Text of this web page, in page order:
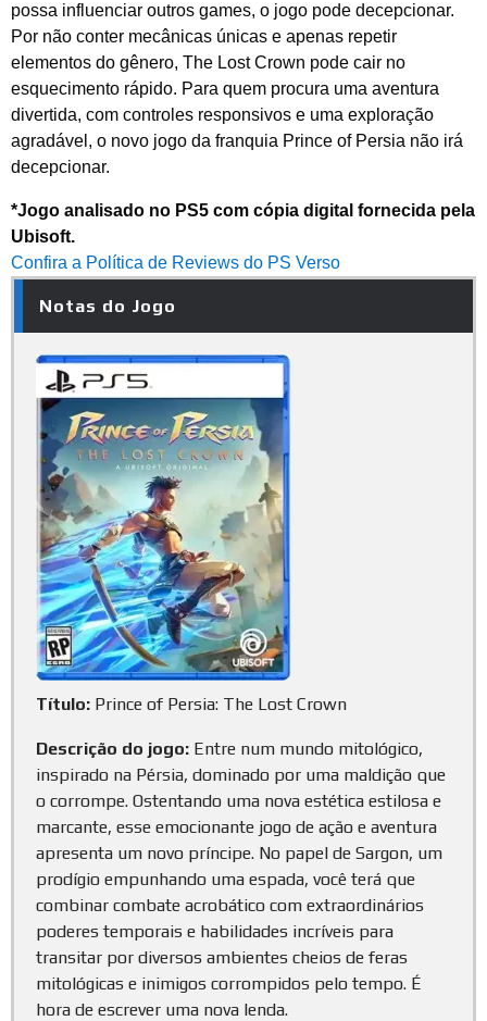
possa influenciar outros games, o jogo pode decepcionar.
Por não conter mecânicas únicas e apenas repetir
elementos do gênero, The Lost Crown pode cair no
esquecimento rápido. Para quem procura uma aventura
divertida, com controles responsivos e uma exploração
agradável, o novo jogo da franquia Prince of Persia não irá
decepcionar.
*Jogo analisado no PS5 com cópia digital fornecida pela
Ubisoft.
Confira a Política de Reviews do PS Verso
Notas do Jogo
Título: Prince of Persia: The Lost Crown
Descrição do jogo: Entre num mundo mitológico,
inspirado na Pérsia, dominado por uma maldição que
o corrompe. Ostentando uma nova estética estilosa e
marcante, esse emocionante jogo de ação e aventura
apresenta um novo príncipe. No papel de Sargon, um
prodígio empunhando uma espada, você terá que
combinar combate acrobático com extraordinários
poderes temporais e habilidades incríveis para
transitar por diversos ambientes cheios de feras
mitológicas e inimigos corrompidos pelo tempo. É
hora de escrever uma nova lenda.